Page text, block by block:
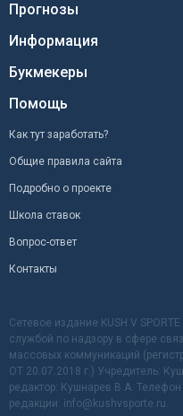
Прогнозы
Информация
Букмекеры
Помощь
Как тут заработать?
Общие правила сайта
Подробно о проекте
Школа ставок
Вопрос-ответ
Контакты
Сетевое издание KUSH V
службой по надзору в сфере
массовых коммуникаций
ОТ 20.07.2018 г.) Учредитель:
редактор: Кушнарев В.А.
редакции: info@kushvsporte.ru.